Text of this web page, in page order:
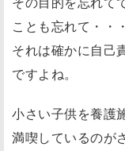
ことも忘れて・・・
それは確かに自己
ですよね。
小さい子供を養護
満喫しているのが